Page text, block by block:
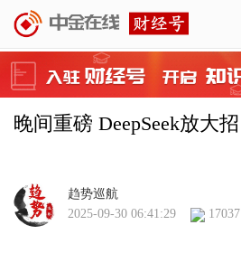
晚间重磅 DeepSeek放大招
趋势巡航
2025-09-30 06:41:29
17037